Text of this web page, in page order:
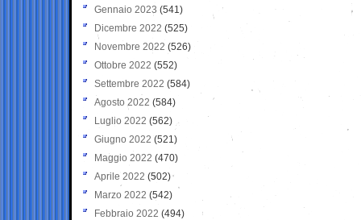
Gennaio 2023 (541)
Dicembre 2022 (525)
Novembre 2022 (526)
Ottobre 2022 (552)
Settembre 2022 (584)
Agosto 2022 (584)
Luglio 2022 (562)
Giugno 2022 (521)
Maggio 2022 (470)
Aprile 2022 (502)
Marzo 2022 (542)
Febbraio 2022 (494)